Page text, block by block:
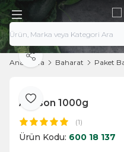
Ana Sayfa Baharat Paket
Favoriye Ekle
Paylaş
Anason 1000g
(1)
Ürün Kodu: 600 18 137